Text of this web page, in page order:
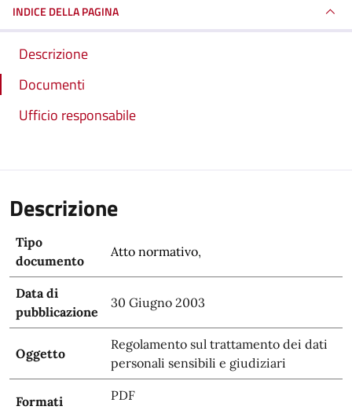
INDICE DELLA PAGINA
Descrizione
Documenti
Ufficio responsabile
Descrizione
Tipo
documento
Atto normativo,
Data di
pubblicazione
30 Giugno 2003
Oggetto
Regolamento sul trattamento dei dati
personali sensibili e giudiziari
Formati PDF